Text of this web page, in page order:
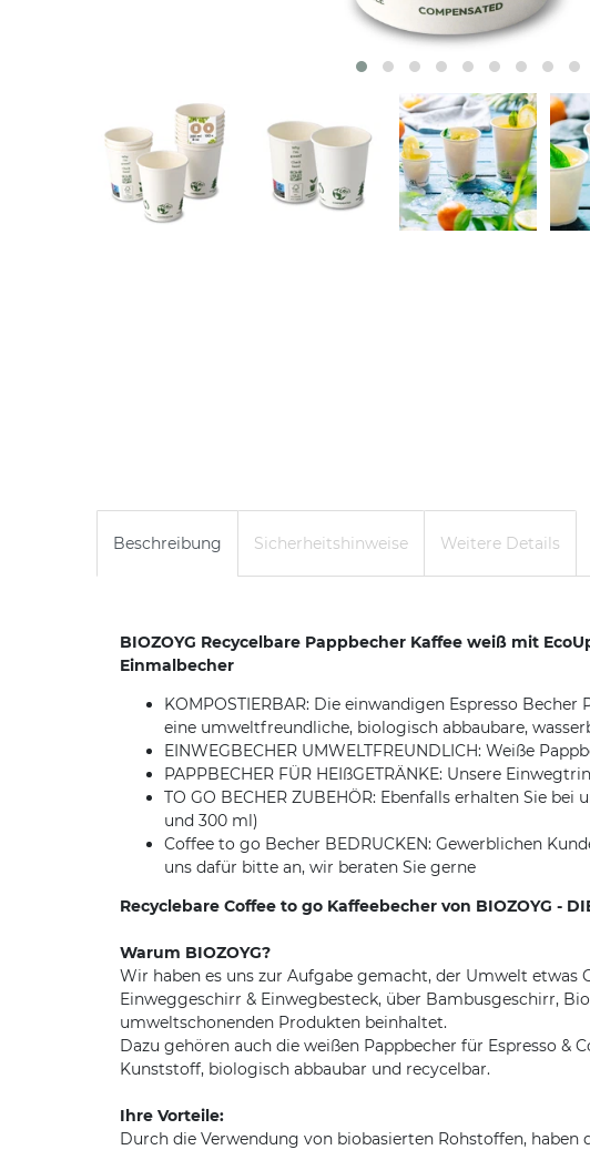
Beschreibung Sicherheitshinweise Weitere Details
BIOZOYG Recycelbare Pappbecher Kaffee weiß mit
Einmalbecher
KOMPOSTIERBAR: Die einwandigen Espresso
eine umweltfreundliche, biologisch abbaubare,
EINWEGBECHER UMWELTFREUNDLICH: Weiße
PAPPBECHER FÜR HEIßGETRÄNKE: Unsere
TO GO BECHER ZUBEHÖR: Ebenfalls erhalten Sie
und 300 ml)
Coffee to go Becher BEDRUCKEN: Gewerblichen
uns dafür bitte an, wir beraten Sie gerne
Recyclebare Coffee to go Kaffeebecher von BIOZOYG
Warum BIOZOYG?
Wir haben es uns zur Aufgabe gemacht, der Umwelt etwas
Einweggeschirr & Einwegbesteck, über Bambusgeschirr,
umweltschonenden Produkten beinhaltet.
Dazu gehören auch die weißen Pappbecher für Espresso
Kunststoff, biologisch abbaubar und recycelbar.
Ihre Vorteile:
Durch die Verwendung von biobasierten Rohstoffen,